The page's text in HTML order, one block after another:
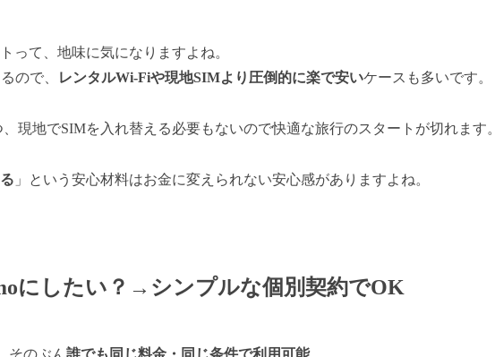
って、地味に気になりますよね。
ので、 レンタルWi-Fiや現地SIMより圧倒的に楽で安いケースも多いです。
現地でSIMを入れ替える必要もないので快適な旅行のスタートが切れます。
」という安心材料はお金に変えられない安心感がありますよね。
にしたい？→シンプルな個別契約でOK
そのぶん 誰でも同じ料金・同じ条件で利用可能。